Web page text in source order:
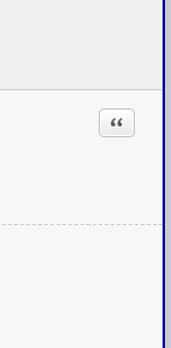
Citation